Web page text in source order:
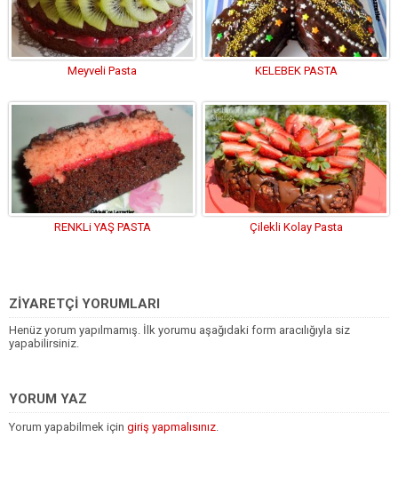
Meyveli Pasta KELEBEK PASTA
RENKLi YAŞ PASTA Çilekli Kolay Pasta
ZİYARETÇİ YORUMLARI
Henüz yorum yapılmamış. İlk yorumu aşağıdaki form aracılığıyla siz
yapabilirsiniz.
YORUM YAZ
Yorum yapabilmek için giriş yapmalısınız